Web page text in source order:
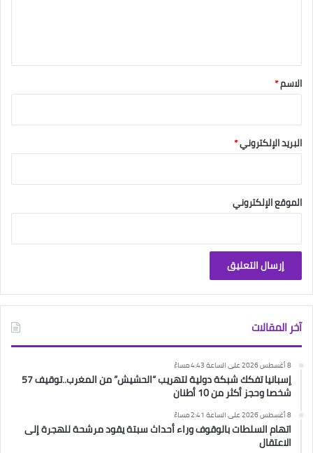
*
الاسم*
البريد الإلكتروني*
الموقع الإلكتروني
آخر المقالات
8 أغسطس 2026 على الساعة 4:43 مساءً
إسبانيا تفكك شبكة دولية لتهريب “الحشيش” من المغرب..توقيف 57
شخصا وحجز أكثر من 10 أطنان
8 أغسطس 2026 على الساعة 2:41 مساءً
اتهام السلطات بالوقوف وراء أحداث سبتة يقود مرشحة للهجرة إلى
الاعتقال